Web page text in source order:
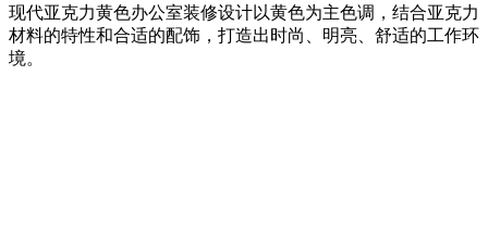
现代亚克力黄色办公室装修设计以黄色为主色调，结合亚克力
材料的特性和合适的配饰，打造出时尚、明亮、舒适的工作环
境。